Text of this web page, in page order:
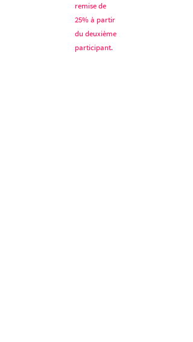
remise de
25% à partir
du deuxième
participant.